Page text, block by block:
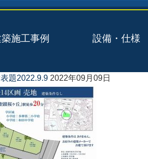
施工事例 設備・仕様
題2022.9.92022年09月09日